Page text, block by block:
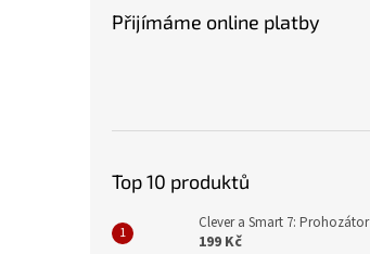
Přijímáme online platby
Top 10 produktů
Clever a Smart 7: Prohozátor
199 Kč